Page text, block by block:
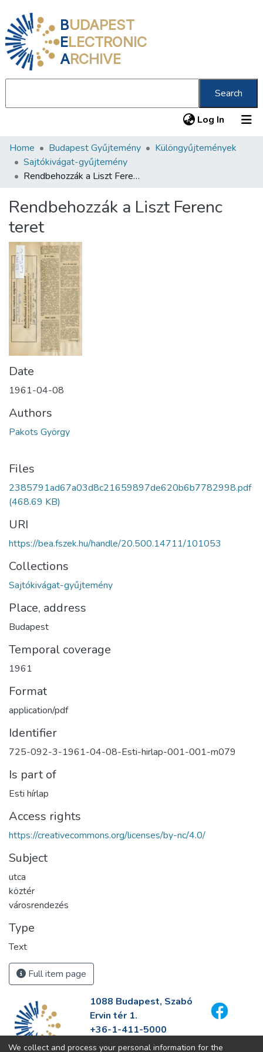
BUDAPEST
ELECTRONIC
ARCHIVE
Search
Log In (current)
Communities & Collections
All of DSpace
About us
Home Budapest Gyűjtemény
Különgyűjtemények
Sajtókivágat-gyűjtemény
Rendbehozzák a Liszt Ferenc teret
Rendbehozzák a Liszt Ferenc
teret
Date
1961-04-08
Authors
Pakots György
Files
2385791ad67a03d8c21659897de620b6b7782998.pdf
(468.69 KB)
URI
https://bea.fszek.hu/handle/20.500.14711/101053
Collections
Sajtókivágat-gyűjtemény
Place, address
Budapest
Temporal coverage
1961
Format
application/pdf
Identifier
725-092-3-1961-04-08-Esti-hirlap-001-001-m079
Is part of
Esti hírlap
Access rights
https://creativecommons.org/licenses/by-nc/4.0/
Subject
utca
köztér
városrendezés
Type
Text
Full item page
1088 Budapest, Szabó
Ervin tér 1.
+36-1-411-5000
info@fszek.hu
We collect and process your personal information for the